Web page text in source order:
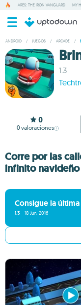
ARES: THE IRON VANGUARD MY
ANDROID / JUEGOS / ARCADE /
1.3
0
0 valoraciones
Corre por las
infinito navideño
Consigue la
1.3 18 Jun. 2016